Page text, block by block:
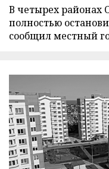
В четырех районах
полностью
сообщил местный